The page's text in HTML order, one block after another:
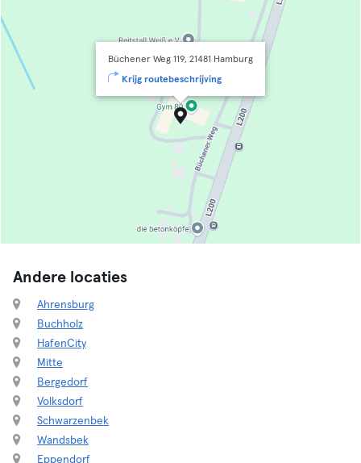
Büchener Weg 119, 21481 Hamburg
Krijg routebeschrijving
Andere locaties
Ahrensburg
Buchholz
HafenCity
Mitte
Bergedorf
Volksdorf
Schwarzenbek
Wandsbek
Eppendorf